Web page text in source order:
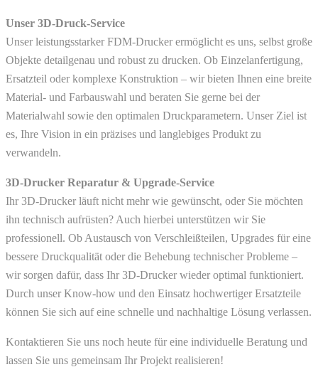
Unser 3D-Druck-Service
Unser leistungsstarker FDM-Drucker ermöglicht es uns, selbst große
Objekte detailgenau und robust zu drucken. Ob Einzelanfertigung,
Ersatzteil oder komplexe Konstruktion – wir bieten Ihnen eine breite
Material- und Farbauswahl und beraten Sie gerne bei der
Materialwahl sowie den optimalen Druckparametern. Unser Ziel ist
es, Ihre Vision in ein präzises und langlebiges Produkt zu
verwandeln.
3D-Drucker Reparatur & Upgrade-Service
Ihr 3D-Drucker läuft nicht mehr wie gewünscht, oder Sie möchten
ihn technisch aufrüsten? Auch hierbei unterstützen wir Sie
professionell. Ob Austausch von Verschleißteilen, Upgrades für eine
bessere Druckqualität oder die Behebung technischer Probleme –
wir sorgen dafür, dass Ihr 3D-Drucker wieder optimal funktioniert.
Durch unser Know-how und den Einsatz hochwertiger Ersatzteile
können Sie sich auf eine schnelle und nachhaltige Lösung verlassen.
Kontaktieren Sie uns noch heute für eine individuelle Beratung und
lassen Sie uns gemeinsam Ihr Projekt realisieren!